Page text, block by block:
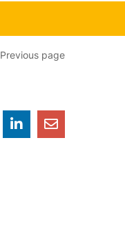
Previous page